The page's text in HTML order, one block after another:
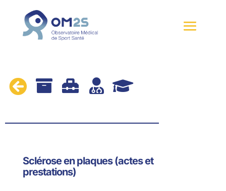
    
Sclérose en plaques (actes et
prestations)